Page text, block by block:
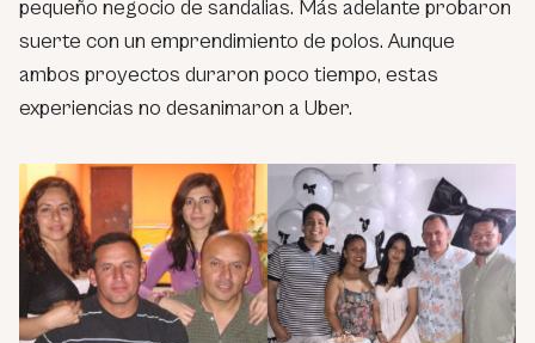
pequeño negocio de sandalias. Más adelante probaron
suerte con un emprendimiento de polos. Aunque
ambos proyectos duraron poco tiempo, estas
experiencias no desanimaron a Uber.